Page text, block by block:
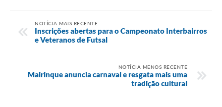
NOTÍCIA MAIS RECENTE
Inscrições abertas para o Campeonato Interbairros
e Veteranos de Futsal
NOTÍCIA MENOS RECENTE
Mairinque anuncia carnaval e resgata mais uma
tradição cultural